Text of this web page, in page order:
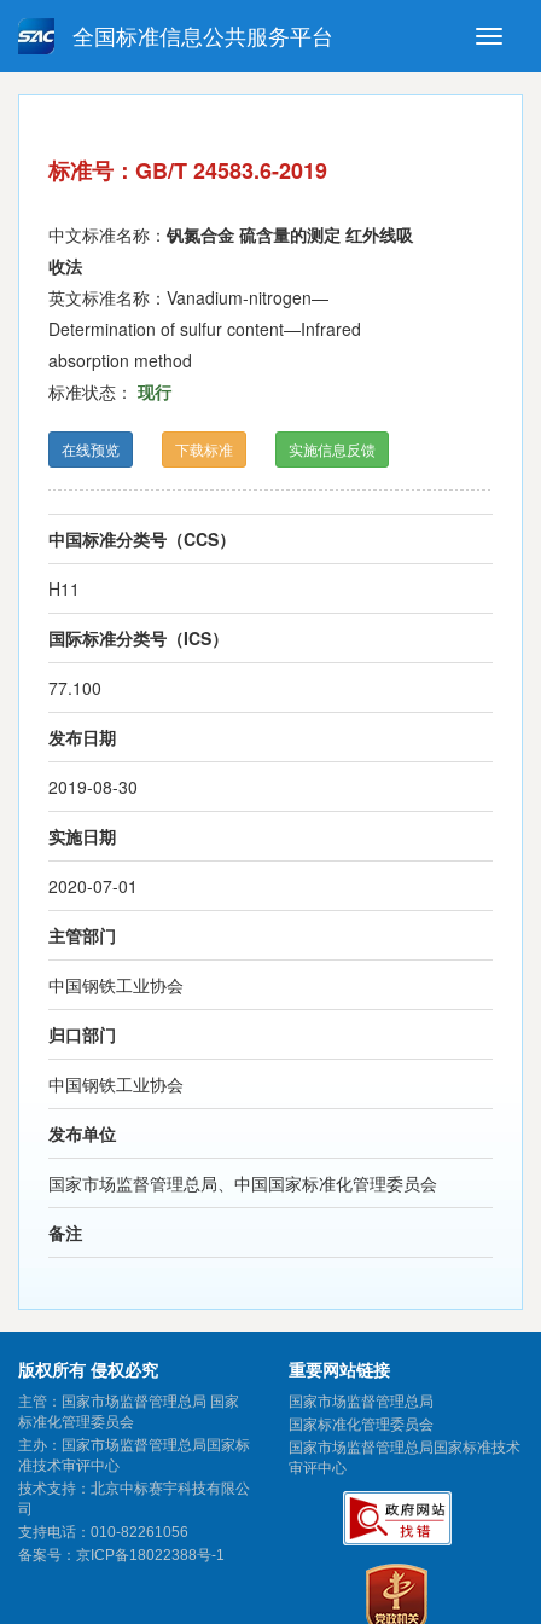
Toggle
全国标准信息公共服务平台
强制性国家标准 推荐性国家标准
指导性技术文件 (National standards in foreign
标准号：GB/T 24583.6-2019
中文标准名称： 钒氮合金 硫含量的测定 红外线吸
收法
英文标准名称：Vanadium-nitrogen—
Determination of sulfur content—Infrared
absorption method
标准状态： 现行
在线预览 下载标准 实施信息反馈
中国标准分类号（CCS）
H11
国际标准分类号（ICS）
77.100
发布日期
2019-08-30
实施日期
2020-07-01
主管部门
中国钢铁工业协会
归口部门
中国钢铁工业协会
发布单位
国家市场监督管理总局、中国国家标准化管理委员会
备注
版权所有 侵权必究
主管：国家市场监督管理总局 国家
标准化管理委员会
主办：国家市场监督管理总局国家标
准技术审评中心
技术支持：北京中标赛宇科技有限公
司
支持电话：010-82261056
备案号： 京ICP备18022388号-1
重要网站链接
国家市场监督管理总局
国家标准化管理委员会
国家市场监督管理总局国家标准技术
审评中心